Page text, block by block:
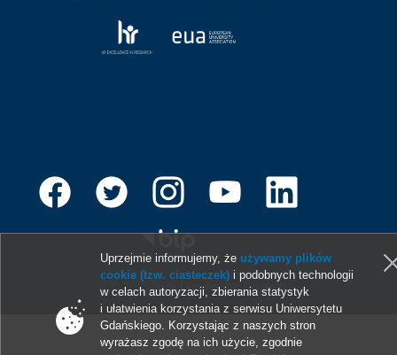
© 2013-2026 Uniwersytet Gdański
Uprzejmie informujemy, że używamy plików
cookie (tzw. ciasteczek) i podobnych technologii
w celach autoryzacji, zbierania statystyk
i ułatwienia korzystania z serwisu Uniwersytetu
Gdańskiego. Korzystając z naszych stron
wyrażasz zgodę na ich użycie, zgodnie